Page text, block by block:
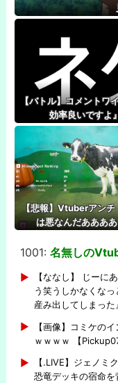
【バトル】コメントワ
効率良いですよ
【悲報】Vtuberアン
は悪なんだあああ
1001: 名無しの
【ななし】 じーに
う笑うしかなくな
産み出してしまった』
【画像】コミケの
ｗｗｗｗ 【
【.LIVE】ジェノミ
恐竜デッキの宿命を